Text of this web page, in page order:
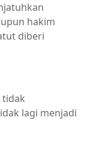
hakim
diberi
tidak
lagi menjadi